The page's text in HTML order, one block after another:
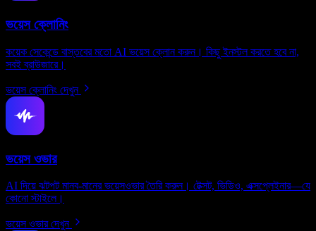
ভয়েস ক্লোনিং
কয়েক সেকেন্ডে বাস্তবের মতো AI ভয়েস ক্লোন করুন। কিছু ইনস্টল করতে হবে না,
সবই ব্রাউজারে।
ভয়েস ক্লোনিং দেখুন
ভয়েস ওভার
AI দিয়ে ঝটপট মানব-মানের ভয়েসওভার তৈরি করুন। টেক্সট, ভিডিও, এক্সপ্লেইনার—যে
কোনো স্টাইলে।
ভয়েস ওভার দেখুন